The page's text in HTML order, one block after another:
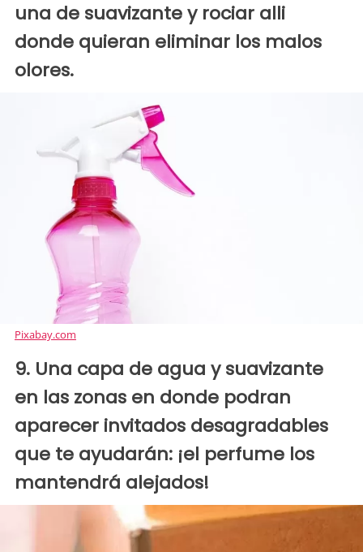
una de suavizante y rociar alli
donde quieran eliminar los malos
olores.
Pixabay.com
9. Una capa de agua y suavizante
en las zonas en donde podran
aparecer invitados desagradables
que te ayudarán: ¡el perfume los
mantendrá alejados!